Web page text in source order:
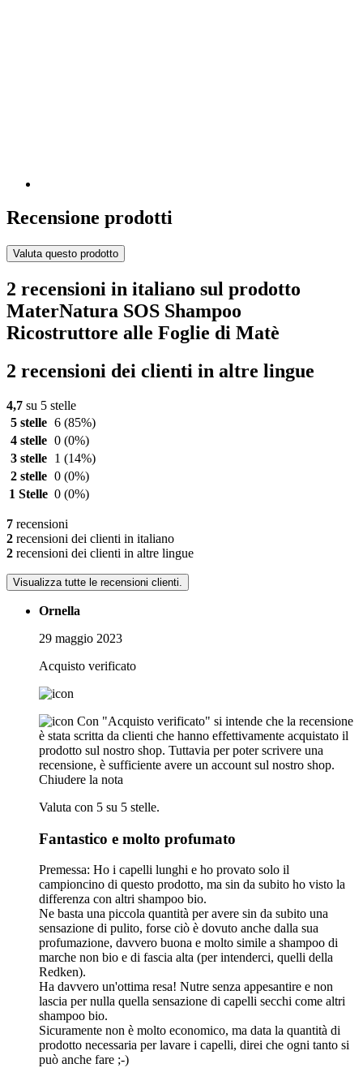
Recensione prodotti
Valuta questo prodotto
2 recensioni in italiano sul prodotto
MaterNatura SOS Shampoo
Ricostruttore alle Foglie di Matè
2 recensioni dei clienti in altre lingue
4,7 su 5 stelle
5 stelle 6 (85%)
4 stelle 0 (0%)
3 stelle
1 (14%)
2 stelle 0 (0%)
1 Stelle 0 (0%)
7 recensioni
2 recensioni dei clienti in italiano
2 recensioni dei clienti in altre lingue
Visualizza tutte le recensioni clienti.
Ornella
29 maggio 2023
Acquisto verificato
Con "Acquisto verificato" si intende che la recensione
è stata scritta da clienti che hanno effettivamente acquistato il
prodotto sul nostro shop. Tuttavia per poter scrivere una
recensione, è sufficiente avere un account sul nostro shop.
Chiudere la nota
Valuta con 5 su 5 stelle.
Fantastico e molto profumato
Premessa: Ho i capelli lunghi e ho provato solo il
campioncino di questo prodotto, ma sin da subito ho visto la
differenza con altri shampoo bio.
Ne basta una piccola quantità per avere sin da subito una
sensazione di pulito, forse ciò è dovuto anche dalla sua
profumazione, davvero buona e molto simile a shampoo di
marche non bio e di fascia alta (per intenderci, quelli della
Redken).
Ha davvero un'ottima resa! Nutre senza appesantire e non
lascia per nulla quella sensazione di capelli secchi come altri
shampoo bio.
Sicuramente non è molto economico, ma data la quantità di
prodotto necessaria per lavare i capelli, direi che ogni tanto si
può anche fare ;-)